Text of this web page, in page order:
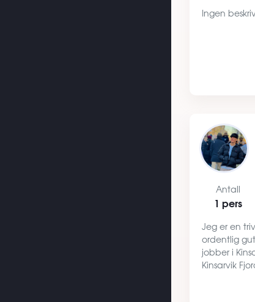
Ingen
Antall
1 pers
Jeg er en
ordentlig
jobber i
Kinsarvik